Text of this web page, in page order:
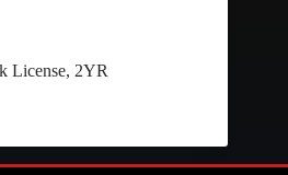
License, 2YR